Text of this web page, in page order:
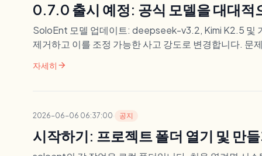
0.7.0 출시 예정: 공식 모델을 대대적
SoloEnt 모델 업데이트: deepseek-v3.2, Kimi K2.5 및
제거하고 이를 조정 가능한 사고 강도로 변경합니다. 문
자세히 arrow_forward
2026-06-06 06:37:00· 공지
시작하기: 프로젝트 폴더 열기 및 만